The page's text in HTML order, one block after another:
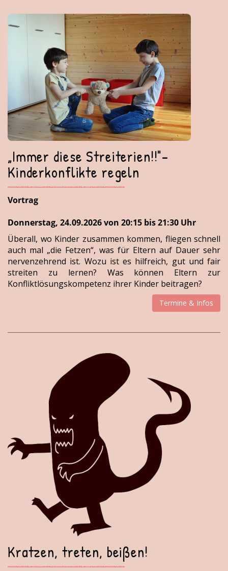
„Immer diese Streiterien!!"-
Kinderkonflikte regeln
Vortrag
Donnerstag, 24.09.2026 von 20:15 bis 21:30 Uhr
Überall, wo Kinder zusammen kommen, fliegen schnell
auch mal „die Fetzen“, was für Eltern auf Dauer sehr
nervenzehrend ist. Wozu ist es hilfreich, gut und fair
streiten zu lernen? Was können Eltern zur
Konfliktlösungskompetenz ihrer Kinder beitragen?
Termine & Infos
Kratzen, treten, beißen!